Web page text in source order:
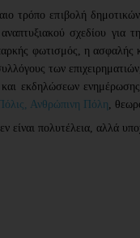
τρόπο επιβολή
σχεδίου για
φωτισμός, η
των
εκδηλώσεων
Ανθρώπινη Πόλη,
είναι πολυτέλεια, αλλά